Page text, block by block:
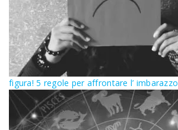
figura! 5 regole per affrontare l’ imbarazzo